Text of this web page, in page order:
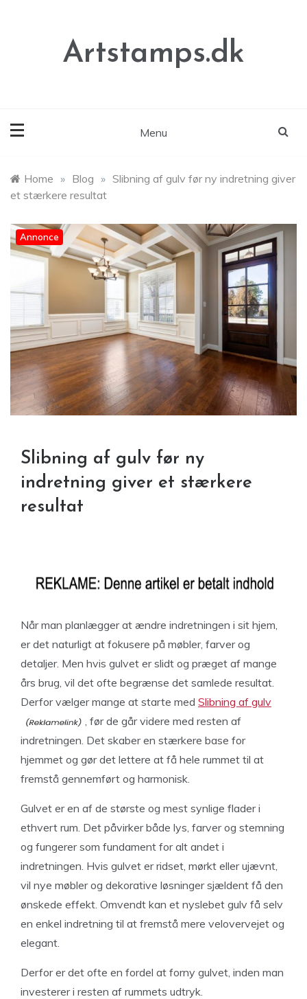
Artstamps.dk
Menu
Home » Blog » Slibning af gulv før ny indretning giver
et stærkere resultat
Annonce
Slibning af gulv før ny
indretning giver et stærkere
resultat
Når man planlægger at ændre indretningen i sit hjem,
er det naturligt at fokusere på møbler, farver og
detaljer. Men hvis gulvet er slidt og præget af mange
års brug, vil det ofte begrænse det samlede resultat.
Derfor vælger mange at starte med Slibning af gulv
, før de går videre med resten af
indretningen. Det skaber en stærkere base for
hjemmet og gør det lettere at få hele rummet til at
fremstå gennemført og harmonisk.
Gulvet er en af de største og mest synlige flader i
ethvert rum. Det påvirker både lys, farver og stemning
og fungerer som fundament for alt andet i
indretningen. Hvis gulvet er ridset, mørkt eller ujævnt,
vil nye møbler og dekorative løsninger sjældent få den
ønskede effekt. Omvendt kan et nyslebet gulv få selv
en enkel indretning til at fremstå mere velovervejet og
elegant.
Derfor er det ofte en fordel at forny gulvet, inden man
investerer i resten af rummets udtryk.